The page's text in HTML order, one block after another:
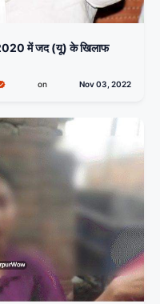
2020 में जद (यू) के खिलाफ
on Nov 03, 2022